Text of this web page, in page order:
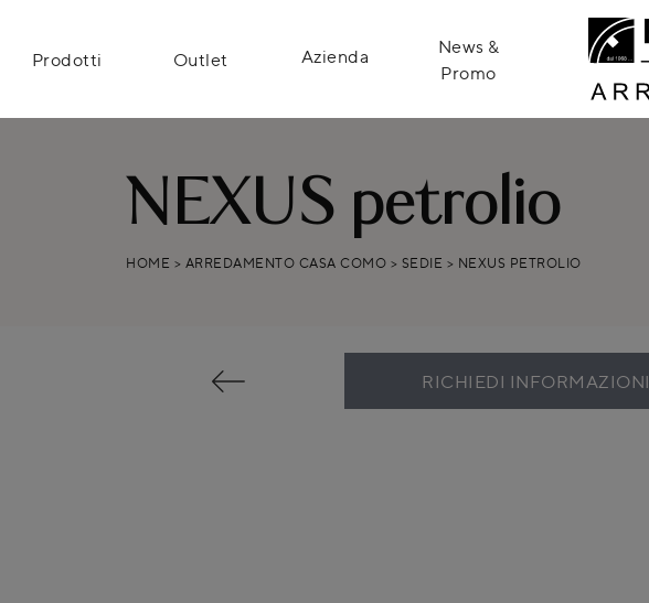
Prodotti Outlet Azienda
News &
Promo
NEXUS petrolio
HOME > ARREDAMENTO CASA COMO > SEDIE > NEXUS PETROLIO
RICHIEDI INFORMAZIONI